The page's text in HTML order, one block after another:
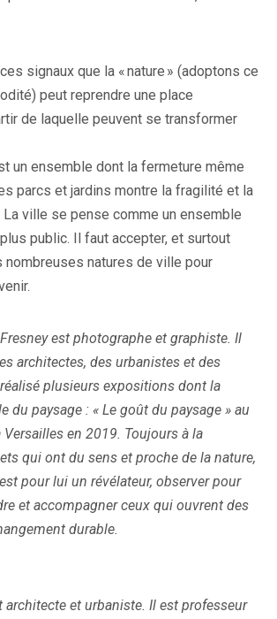
signaux que la « nature » (adoptons ce
peut reprendre une place
de laquelle peuvent se transformer
un ensemble dont la fermeture même
parcs et jardins montre la fragilité et la
ville se pense comme un ensemble
public. Il faut accepter, et surtout
nombreuses natures de ville pour
est photographe et graphiste. Il
architectes, des urbanistes et des
plusieurs expositions dont la
du paysage : « Le goût du paysage » au
Versailles en 2019. Toujours à la
qui ont du sens et proche de la nature,
pour lui un révélateur, observer pour
et accompagner ceux qui ouvrent des
durable.
architecte et urbaniste. Il est professeur